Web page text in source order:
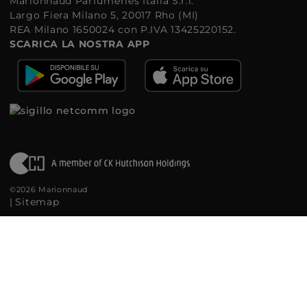
Largo Fiera Milano 5, 20017 Rho (MI)
REA Milano 1650024 con P.IVA 13425220152.
SCARICA LA NOSTRA APP
©2026 Marionnaud
| Sitemap